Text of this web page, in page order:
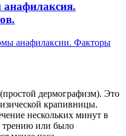
анафилаксии. Факторы
дермографизм). Это
крапивницы.
нескольких минут в
трению или было